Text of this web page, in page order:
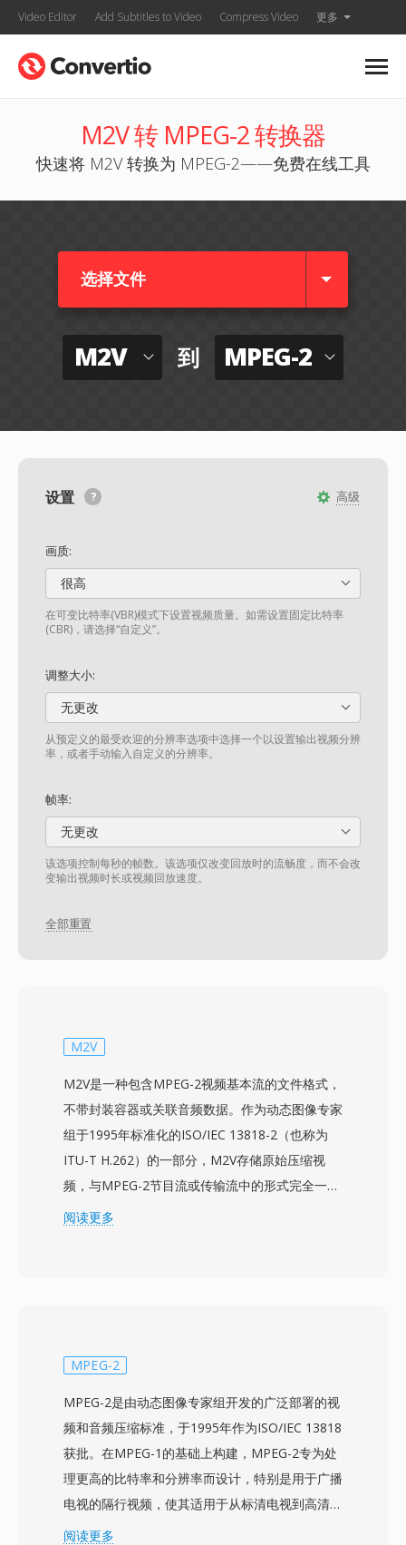
Video Editor Add Subtitles to Video Compress Video 更多
M2V 转 MPEG-2 转换器
快速将 M2V 转换为 MPEG-2——免费在线工具
选择文件
M2V 到 MPEG-2
高级
设置
画质:
很高
在可变比特率(VBR)模式下设置视频质量。如需设置固定比特率
(CBR)，请选择“自定义”。
调整大小:
无更改
从预定义的最受欢迎的分辨率选项中选择一个以设置输出视频分辨
率，或者手动输入自定义的分辨率。
帧率:
无更改
该选项控制每秒的帧数。该选项仅改变回放时的流畅度，而不会改
变输出视频时长或视频回放速度。
全部重置
M2V
M2V是一种包含MPEG-2视频基本流的文件格式，
不带封装容器或关联音频数据。作为动态图像专家
组于1995年标准化的ISO/IEC 13818-2（也称为
ITU-T H.262）的一部分，M2V存储原始压缩视
频，与MPEG-2节目流或传输流中的形式完全一
致，但去除了所有复用开销。这使M2V文件主要
达80 Mbps。帧内编码帧和预测帧的结合在压缩效
M2V仅包含视频而无音频或同步信息，完整播放
时需要搭配单独的音频文件。DVD制作软件通常
期望输入M2V配合AC3或LPCM音频文件，使该格
式成为专业光盘母带制作和广播准备工作流中不可
或缺的中间步骤。
阅读更多
MPEG-2
MPEG-2是由动态图像专家组开发的广泛部署的视
频和音频压缩标准，于1995年作为ISO/IEC 13818
获批。在MPEG-1的基础上构建，MPEG-2专为处
理更高的比特率和分辨率而设计，特别是用于广播
电视的隔行视频，使其适用于从标清电视到高清内
容的各种应用。该标准引入了配置文件和级别的概
阅读更多